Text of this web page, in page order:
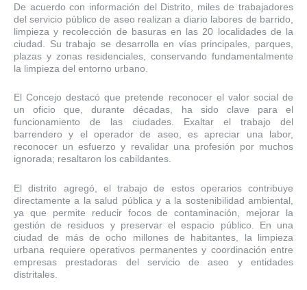
De acuerdo con información del Distrito, miles de trabajadores
del servicio público de aseo realizan a diario labores de barrido,
limpieza y recolección de basuras en las 20 localidades de la
ciudad. Su trabajo se desarrolla en vías principales, parques,
plazas y zonas residenciales, conservando fundamentalmente
la limpieza del entorno urbano.
El Concejo destacó que pretende reconocer el valor social de
un oficio que, durante décadas, ha sido clave para el
funcionamiento de las ciudades. Exaltar el trabajo del
barrendero y el operador de aseo, es apreciar una labor,
reconocer un esfuerzo y revalidar una profesión por muchos
ignorada; resaltaron los cabildantes.
El distrito agregó, el trabajo de estos operarios contribuye
directamente a la salud pública y a la sostenibilidad ambiental,
ya que permite reducir focos de contaminación, mejorar la
gestión de residuos y preservar el espacio público. En una
ciudad de más de ocho millones de habitantes, la limpieza
urbana requiere operativos permanentes y coordinación entre
empresas prestadoras del servicio de aseo y entidades
distritales.